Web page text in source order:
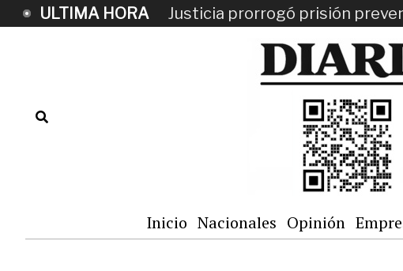
ULTIMA HORA Justicia prorrogó prisión
Inicio Nacionales Opinión